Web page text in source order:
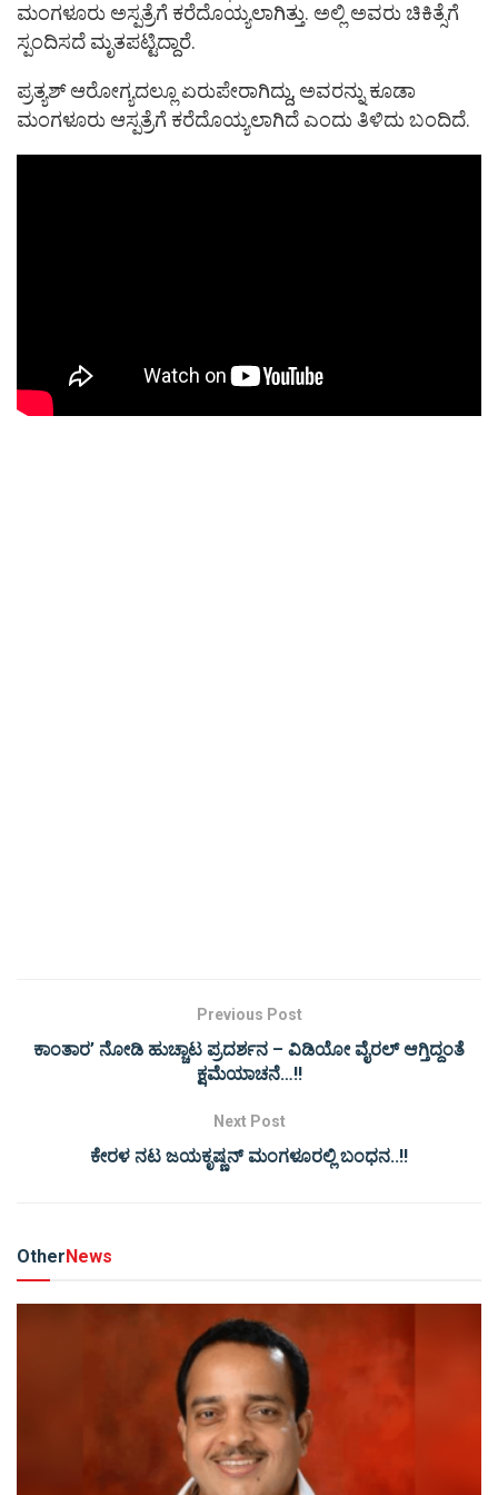
ಮಂಗಳೂರು ಅಸ್ಪತ್ರೆಗೆ ಕರೆದೊಯ್ಯಲಾಗಿತ್ತು. ಅಲ್ಲಿ ಅವರು ಚಿಕಿತ್ಸೆಗೆ
ಸ್ಪಂದಿಸದೆ ಮೃತಪಟ್ಟಿದ್ದಾರೆ.
ಪ್ರತ್ಯಶ್ ಆರೋಗ್ಯದಲ್ಲೂ ಏರುಪೇರಾಗಿದ್ದು, ಅವರನ್ನು ಕೂಡಾ
ಮಂಗಳೂರು ಆಸ್ಪತ್ರೆಗೆ ಕರೆದೊಯ್ಯಲಾಗಿದೆ ಎಂದು ತಿಳಿದು ಬಂದಿದೆ.
Previous Post
ಕಾಂತಾರ’ ನೋಡಿ ಹುಚ್ಚಾಟ ಪ್ರದರ್ಶನ – ವಿಡಿಯೋ ವೈರಲ್‌ ಆಗ್ತಿದ್ದಂತೆ
ಕ್ಷಮೆಯಾಚನೆ…!!
Next Post
ಕೇರಳ ನಟ ಜಯಕೃಷ್ಣನ್ ಮಂಗಳೂರಲ್ಲಿ ಬಂಧನ..!!
Other News